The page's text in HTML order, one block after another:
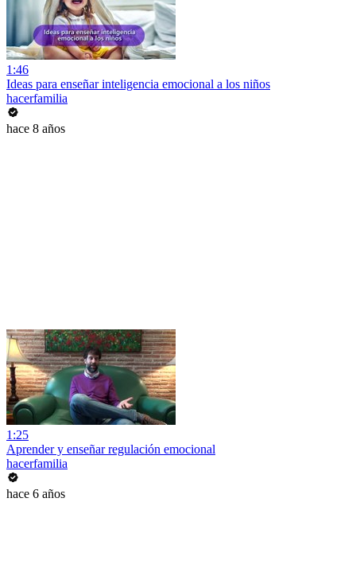
1:46
Ideas para enseñar inteligencia emocional a los niños
hacerfamilia
hace 8 años
1:25
Aprender y enseñar regulación emocional
hacerfamilia
hace 6 años